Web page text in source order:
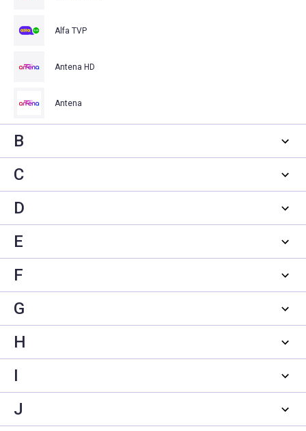
Alfa TVP
Antena HD
Antena
B
C
D
E
F
G
H
I
J